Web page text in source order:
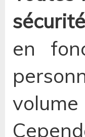
en